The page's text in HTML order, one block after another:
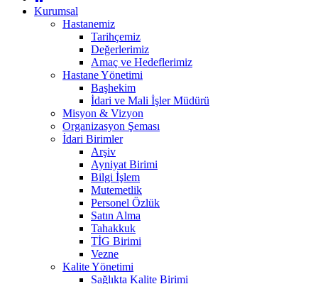
Kurumsal
Hastanemiz
Tarihçemiz
Değerlerimiz
Amaç ve Hedeflerimiz
Hastane Yönetimi
Başhekim
İdari ve Mali İşler Müdürü
Misyon & Vizyon
Organizasyon Şeması
İdari Birimler
Arşiv
Ayniyat Birimi
Bilgi İşlem
Mutemetlik
Personel Özlük
Satın Alma
Tahakkuk
TİG Birimi
Vezne
Kalite Yönetimi
Sağlıkta Kalite Birimi